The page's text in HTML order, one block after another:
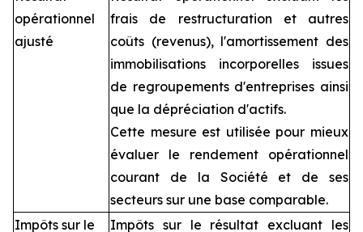
opérationnel
ajusté
frais de restructuration et autres
coûts (revenus), l'amortissement des
immobilisations incorporelles issues
de regroupements d'entreprises ainsi
que la dépréciation d'actifs.
Cette mesure est utilisée pour mieux
évaluer le rendement opérationnel
courant de la Société et de ses
secteurs sur une base comparable.
Impôts sur le
Impôts sur le résultat excluant les